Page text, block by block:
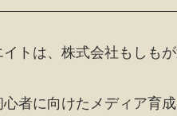
トは、株式会社もしもが
者に向けたメディア育